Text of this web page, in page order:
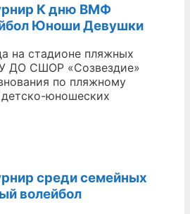
К дню ВМФ
Юноши Девушки
на стадионе пляжных
ДО СШОР «Созвездие»
по пляжному
юношеских
среди семейных
волейбол